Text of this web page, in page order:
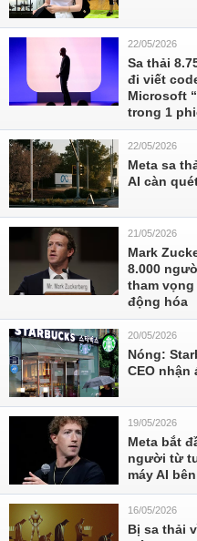
22/05/2026
Sa thải
đi viết
Microsoft
trong 1
22/05/2026
Meta sa
AI càn
21/05/2026
Mark
8.000
tham
động hóa
20/05/2026
Nóng:
CEO nhận
19/05/2026
Meta bắt
người từ
máy AI
16/05/2026
Bị sa thải